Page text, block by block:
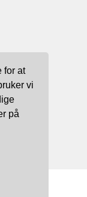
for at
vi
på